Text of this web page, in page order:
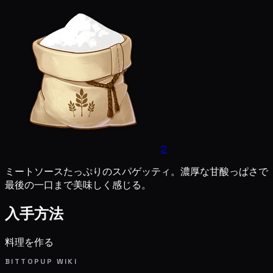
2
ミートソースたっぷりのスパゲッティ。濃厚な甘酸っぱさで
最後の一口まで美味しく感じる。
入手方法
料理を作る
BITTOPUP WIKI